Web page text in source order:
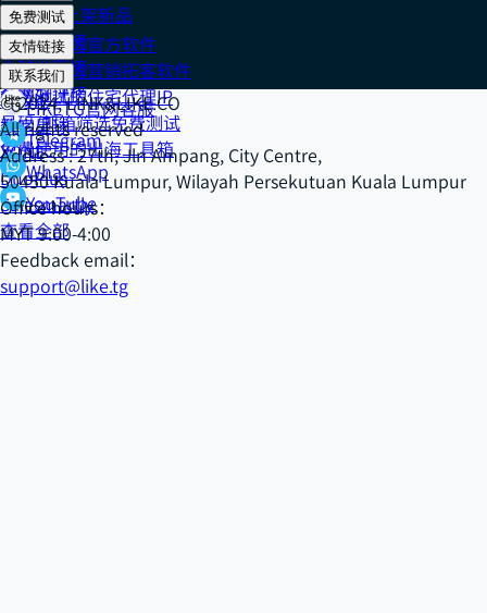
202608 上架新品
社交媒体榜
全球地区榜
全网好评榜
免费测试
免费测试的官方软件
免费测试的营销拓客软件
免费测试的住宅代理IP
号码/邮箱筛选免费测试
免费使用的出海工具箱
友情链接
Cake IP
918 IP
数字星球
XONE
DuoPlus
Salesmartly
查看全部
联系我们
LIKETG官网客服
Telegram
WhatsApp
YouTube
© 2024, LINK&LIKE.CO
All rights reserved
Address : 27th, Jln Ampang, City Centre,
50450 Kuala Lumpur, Wilayah Persekutuan Kuala Lumpur
Office hours：
MYT 9:00-4:00
Feedback email：
support@like.tg